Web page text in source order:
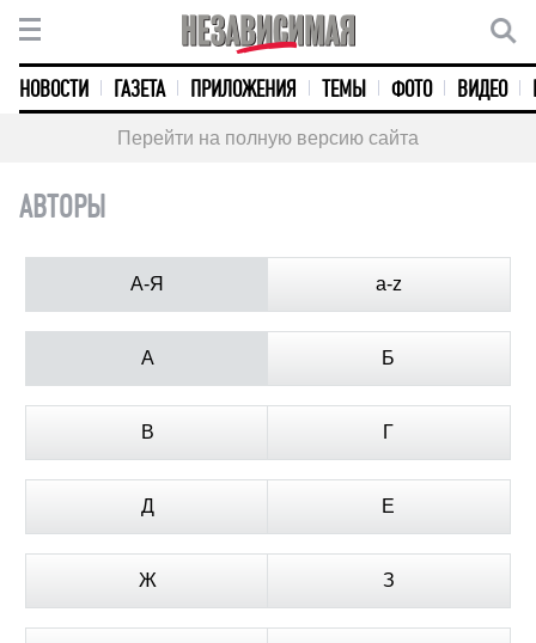
НОВОСТИ ГАЗЕТА ПРИЛОЖЕНИЯ ТЕМЫ ФОТО ВИДЕО
Перейти на полную версию сайта
АВТОРЫ
А-Я a-z
А Б
В Г
Д Е
Ж З